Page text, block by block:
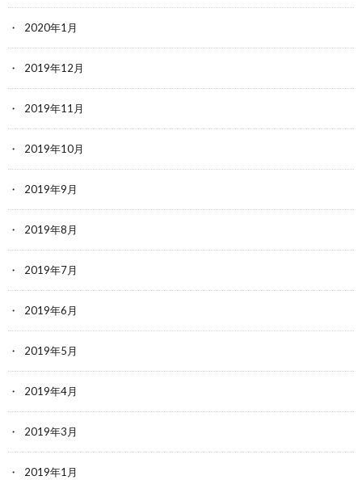
2020年1月
2019年12月
2019年11月
2019年10月
2019年9月
2019年8月
2019年7月
2019年6月
2019年5月
2019年4月
2019年3月
2019年1月